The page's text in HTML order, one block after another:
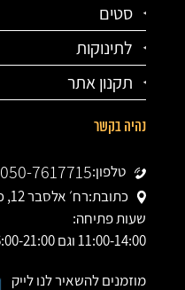
סטים
לתינוקות
תקנון אתר
נהיה בקשר
טלפון:050-7617715
כתובת:רח׳ אלסבר 12, כפר ג׳וליס
שעות פתיחה:
11:00-14:00 וגם 16:00-21:00
מוזמנים להשאיר לנו לייק